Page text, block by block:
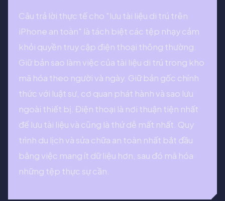
Câu trả lời thực tế cho "lưu tài liệu di trú trên
iPhone an toàn" là tách biệt các tệp nhạy cảm
khỏi quyền truy cập điện thoại thông thường.
Giữ bản sao làm việc của tài liệu di trú trong kho
mã hóa theo người và ngày. Giữ bản gốc chính
thức với luật sư, cơ quan phát hành và sao lưu
ngoài thiết bị. Điện thoại là nơi thuận tiện nhất
để lưu tài liệu và cũng là thứ dễ mất nhất. Quy
trình du lịch và sửa chữa an toàn nhất bắt đầu
bằng việc mang ít dữ liệu hơn, sau đó mã hóa
những tệp thực sự cần.